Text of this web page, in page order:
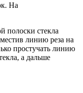
На
полоски стекла
линию реза на
простучать линию
а дальше